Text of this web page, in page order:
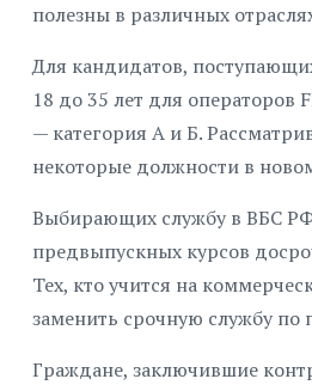
полезны в различных
Для кандидатов,
18 до 35 лет для операторов
— категория А и Б.
некоторые должности в
Выбирающих службу в ВБС РФ
предвыпускных курсов
Тех, кто учится на
заменить срочную службу по
Граждане, заключившие